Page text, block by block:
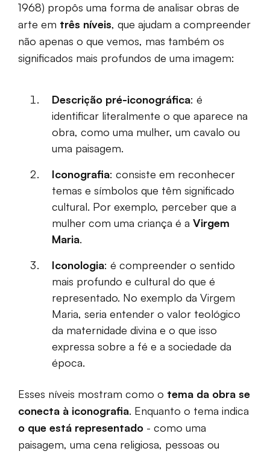
1968) propôs uma forma de analisar obras de
arte em três níveis, que ajudam a compreender
não apenas o que vemos, mas também os
significados mais profundos de uma imagem:
Descrição pré-iconográfica: é
identificar literalmente o que aparece na
obra, como uma mulher, um cavalo ou
uma paisagem.
Iconografia: consiste em reconhecer
temas e símbolos que têm significado
cultural. Por exemplo, perceber que a
mulher com uma criança é a Virgem
Maria.
Iconologia: é compreender o sentido
mais profundo e cultural do que é
representado. No exemplo da Virgem
Maria, seria entender o valor teológico
da maternidade divina e o que isso
expressa sobre a fé e a sociedade da
época.
Esses níveis mostram como o tema da obra se
conecta à iconografia. Enquanto o tema indica
o que está representado - como uma
paisagem, uma cena religiosa, pessoas ou